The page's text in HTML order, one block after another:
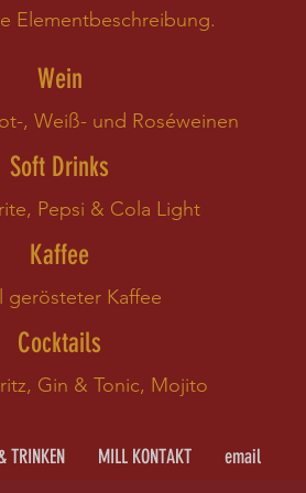
Elementbeschreibung.
Wein
, Weiß- und Roséweinen
Soft Drinks
Pepsi & Cola Light
Kaffee
gerösteter Kaffee
Cocktails
Gin & Tonic, Mojito
TRINKEN MILL KONTAKT email